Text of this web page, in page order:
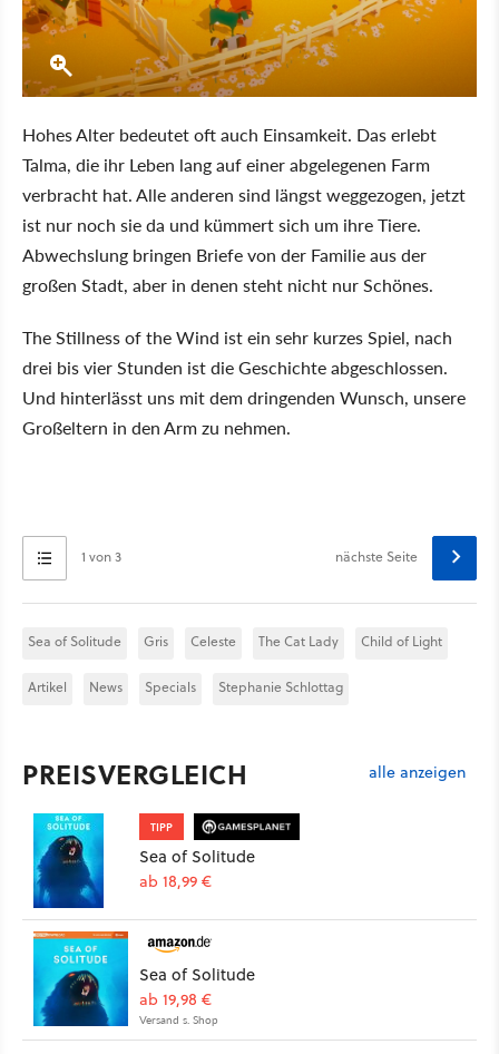
Hohes Alter bedeutet oft auch Einsamkeit. Das erlebt
Talma, die ihr Leben lang auf einer abgelegenen Farm
verbracht hat. Alle anderen sind längst weggezogen, jetzt
ist nur noch sie da und kümmert sich um ihre Tiere.
Abwechslung bringen Briefe von der Familie aus der
großen Stadt, aber in denen steht nicht nur Schönes.
The Stillness of the Wind ist ein sehr kurzes Spiel, nach
drei bis vier Stunden ist die Geschichte abgeschlossen.
Und hinterlässt uns mit dem dringenden Wunsch, unsere
Großeltern in den Arm zu nehmen.
1 von 3 nächste Seite
Sea of Solitude Gris Celeste The Cat Lady Child of Light
Artikel News Specials Stephanie Schlottag
PREISVERGLEICH alle anzeigen
TIPP
Sea of Solitude
ab 18,99 €
Sea of Solitude
ab 19,98 €
Versand s. Shop